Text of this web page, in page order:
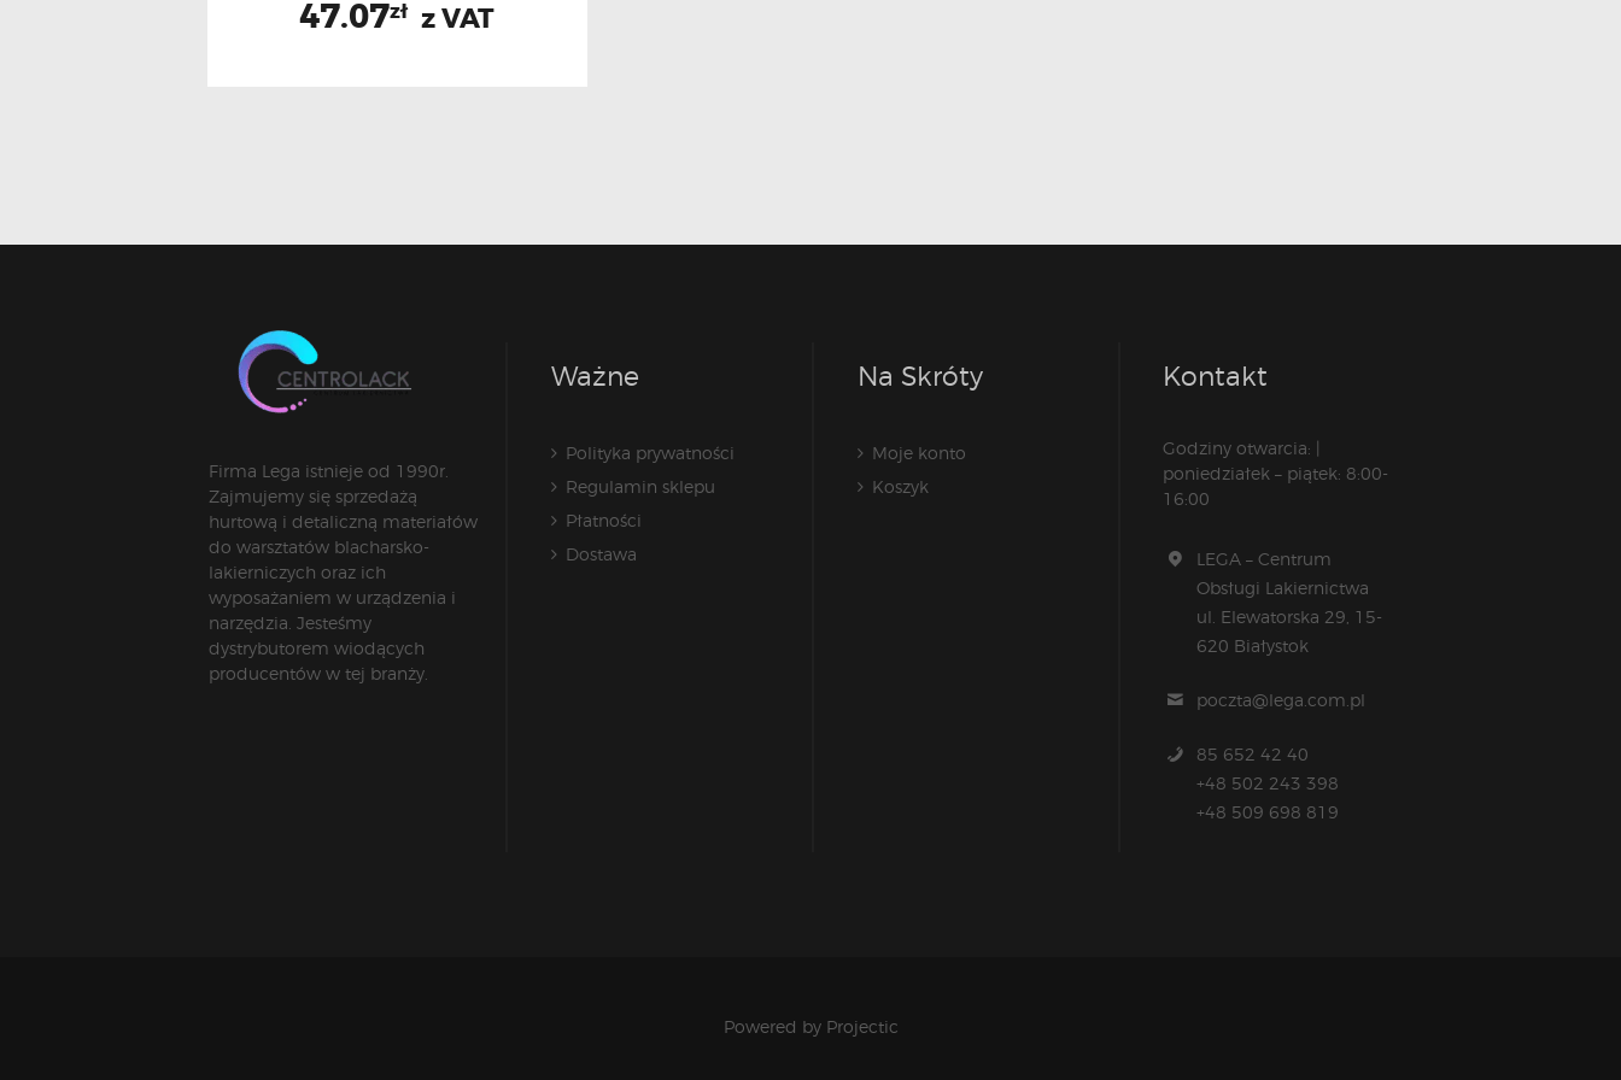
47.07zł z VAT
Firma Lega istnieje od 1990r.
Zajmujemy się sprzedażą
hurtową i detaliczną materiałów
do warsztatów blacharsko-
lakierniczych oraz ich
wyposażaniem w urządzenia i
narzędzia. Jesteśmy
dystrybutorem wiodących
producentów w tej branży.
Ważne
Polityka prywatności
Regulamin sklepu
Płatności
Dostawa
Na Skróty
Moje konto
Koszyk
Kontakt
Godziny otwarcia: |
poniedziałek – piątek: 8:00-
16:00
LEGA – Centrum
Obsługi Lakiernictwa
ul. Elewatorska 29, 15-
620 Białystok
poczta@lega.com.pl
85 652 42 40
+48 502 243 398
+48 509 698 819
Powered by Projectic